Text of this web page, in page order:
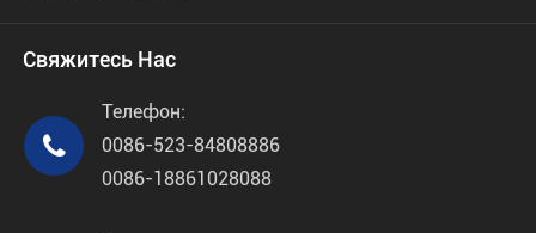
Свяжитесь Нас

Телефон:
0086-523-84808886
0086-18861028088